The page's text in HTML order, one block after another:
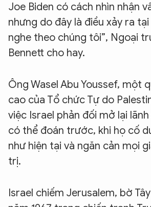
Joe Biden có cách nhìn nhận
nhưng do đây là điều xảy ra
nghe theo chúng tôi”, Ngoại
Bennett cho hay.
Ông Wasel Abu Youssef, một
cao của Tổ chức Tự do
việc Israel phản đối mở lại
có thể đoán trước, khi họ cố
như hiện tại và ngăn cản mọi
trị.
Israel chiếm Jerusalem, bờ